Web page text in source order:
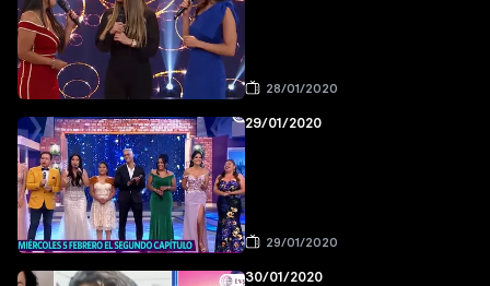
28/01/2020
29/01/2020
29/01/2020
30/01/2020